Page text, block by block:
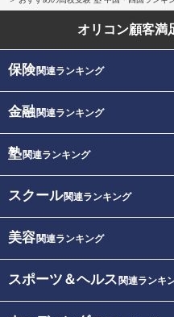
オリコン顧客満
保険関連ランキング
金融関連ランキング
塾関連ランキング
スクール関連ランキング
美容関連ランキング
スポーツ＆ヘルス 関連ランキ